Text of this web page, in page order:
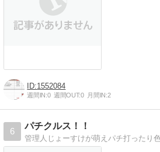
1552084
週間IN:0 週間OUT:0 月間IN:2
6
パチクルス！！
管理人じょーすけが萌えパチ打ったり